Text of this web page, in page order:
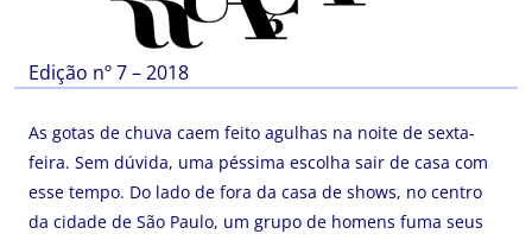
Edição nº 7 – 2018
As gotas de chuva caem feito agulhas na noite de sexta-
feira. Sem dúvida, uma péssima escolha sair de casa com
esse tempo. Do lado de fora da casa de shows, no centro
da cidade de São Paulo, um grupo de homens fuma seus